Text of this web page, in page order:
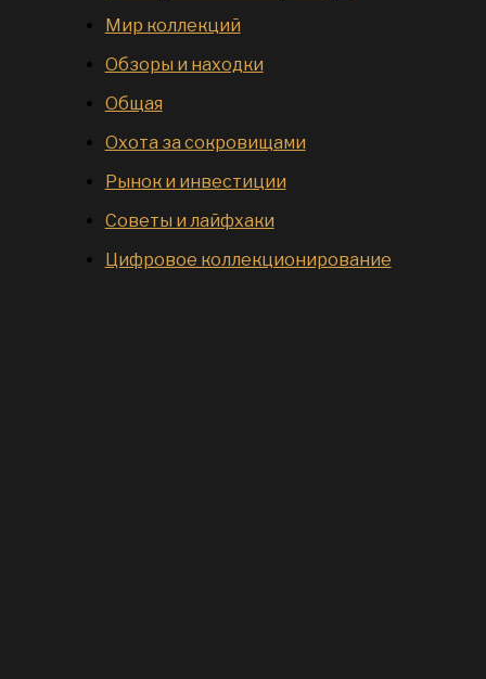
Мир коллекций
Обзоры и находки
Общая
Охота за сокровищами
Рынок и инвестиции
Советы и лайфхаки
Цифровое коллекционирование